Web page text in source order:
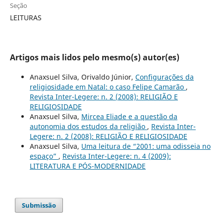
Seção
LEITURAS
Artigos mais lidos pelo mesmo(s) autor(es)
Anaxsuel Silva, Orivaldo Júnior, Configurações da
religiosidade em Natal: o caso Felipe Camarão ,
Revista Inter-Legere: n. 2 (2008): RELIGIÃO E
RELIGIOSIDADE
Anaxsuel Silva, Mircea Eliade e a questão da
autonomia dos estudos da religião , Revista Inter-
Legere: n. 2 (2008): RELIGIÃO E RELIGIOSIDADE
Anaxsuel Silva, Uma leitura de “2001: uma odisseia no
espaço” , Revista Inter-Legere: n. 4 (2009):
LITERATURA E PÓS-MODERNIDADE
Submissão